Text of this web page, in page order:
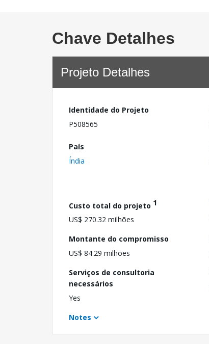
Chave Detalhes
Projeto Detalhes
Identidade do Projeto
P508565
País
Índia
Custo total do projeto 1
US$ 270.32 milhões
Montante do compromisso
US$ 84.29 milhões
Serviços de consultoria
necessários
Yes
Notes